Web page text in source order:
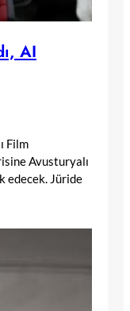
AI
Film
Avusturyalı
edecek. Jüride